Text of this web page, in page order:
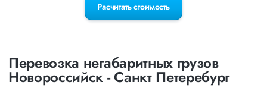
Расчитать стоимость
Перевозка негабаритных грузов
Новороссийск - Санкт Петеребург